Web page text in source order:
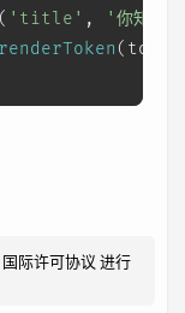
( 'title' ,
'你知道
renderToken
际许可协议 进行